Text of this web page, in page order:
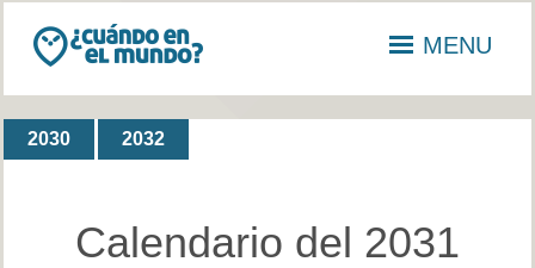
MENU
2030 2032
Calendario del 2031